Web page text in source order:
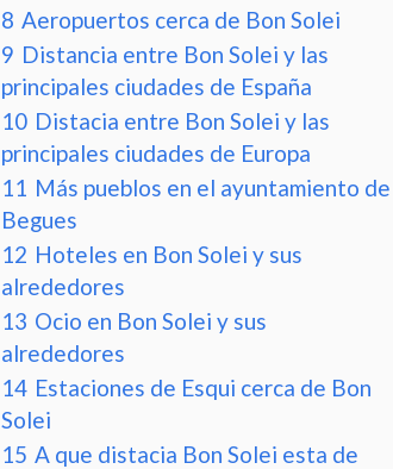
8 Aeropuertos cerca de Bon Solei
9 Distancia entre Bon Solei y las
principales ciudades de España
10 Distacia entre Bon Solei y las
principales ciudades de Europa
11 Más pueblos en el ayuntamiento de
Begues
12 Hoteles en Bon Solei y sus
alrededores
13 Ocio en Bon Solei y sus
alrededores
14 Estaciones de Esqui cerca de Bon
Solei
15 A que distacia Bon Solei esta de